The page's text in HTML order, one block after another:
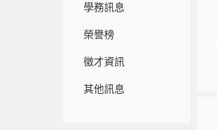
學務訊息
榮譽榜
徵才資訊
其他訊息